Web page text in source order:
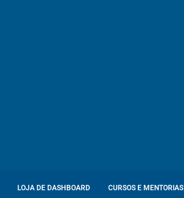
LOJA DE DASHBOARD CURSOS E MENTORIAS